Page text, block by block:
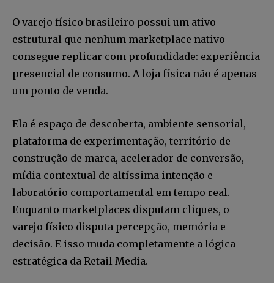
O varejo físico brasileiro possui um ativo
estrutural que nenhum marketplace nativo
consegue replicar com profundidade: experiência
presencial de consumo. A loja física não é apenas
um ponto de venda.
Ela é espaço de descoberta, ambiente sensorial,
plataforma de experimentação, território de
construção de marca, acelerador de conversão,
mídia contextual de altíssima intenção e
laboratório comportamental em tempo real.
Enquanto marketplaces disputam cliques, o
varejo físico disputa percepção, memória e
decisão. E isso muda completamente a lógica
estratégica da Retail Media.